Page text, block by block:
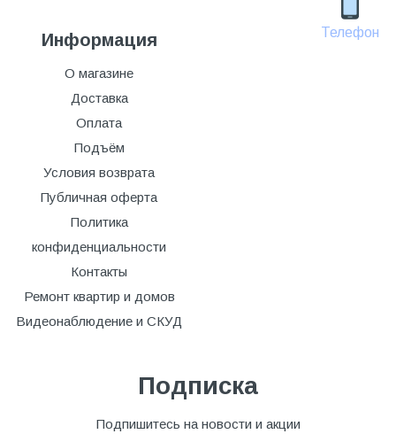
Телефон
Информация
О магазине
Доставка
Оплата
Подъём
Условия возврата
Публичная оферта
Политика
конфиденциальности
Контакты
Ремонт квартир и домов
Видеонаблюдение и СКУД
Подписка
Подпишитесь на новости и акции